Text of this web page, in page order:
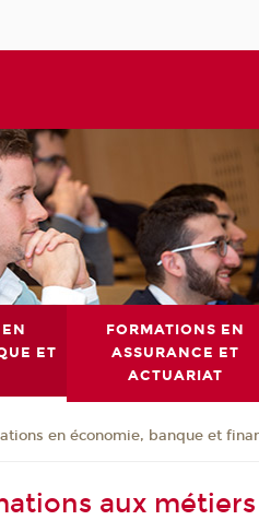
ET
FORMATIONS EN
ASSURANCE ET
ACTUARIAT
en économie, banque et
aux